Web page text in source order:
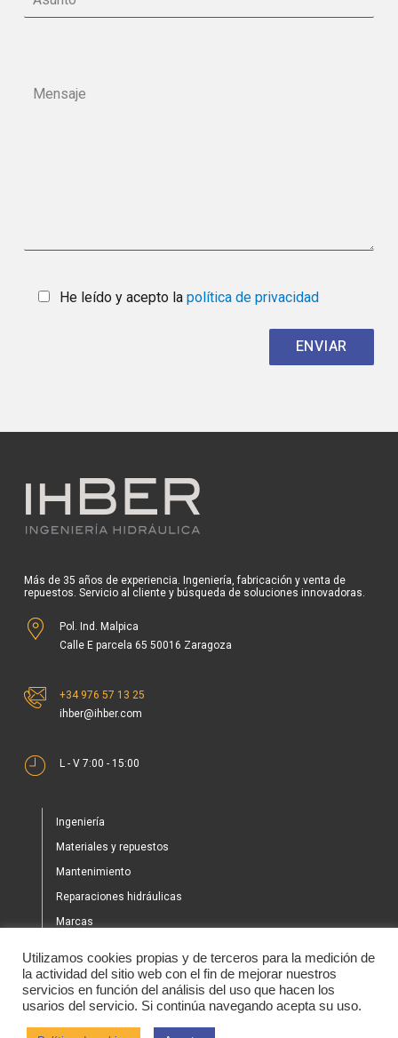
He leído y acepto la política de privacidad
Más de 35 años de experiencia. Ingeniería, fabricación y venta de
repuestos. Servicio al cliente y búsqueda de soluciones innovadoras.
Pol. Ind. Malpica
Calle E parcela 65 50016 Zaragoza
+34 976 57 13 25
ihber@ihber.com
L - V 7:00 - 15:00
Ingeniería
Materiales y repuestos
Mantenimiento
Reparaciones hidráulicas
Marcas
Tienda
Noticias
Utilizamos cookies propias y de terceros para la medición de
la actividad del sitio web con el fin de mejorar nuestros
servicios en función del análisis del uso que hacen los
usarios del servicio. Si continúa navegando acepta su uso.